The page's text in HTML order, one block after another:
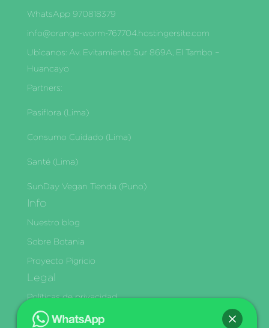
WhatsApp 970818379
info@orange-worm-767704.hostingersite.com
Ubìcanos: Av. Evitamiento Sur 869A, El Tambo –
Huancayo
Partners:
Pasiflora (Lima)
Consumo Cuidado (Lima)
Santé (Lima)
SunDay Vegan Tienda (Puno)
Info
Nuestro blog
Sobre Botania
Proyecto Pigricio
Legal
Políticas de privacidad
Términos y condiciones